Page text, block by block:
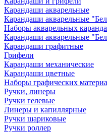
Карандаши акварельные
Карандаши акварельные
Наборы акварельных
Карандаши акварельные
Карандаши графитные
Грифели
Карандаши механические
Карандаши цветные
Наборы графических
Ручки, линеры
Ручки гелевые
Линеры и капиллярные
Ручки шариковые
Ручки роллер